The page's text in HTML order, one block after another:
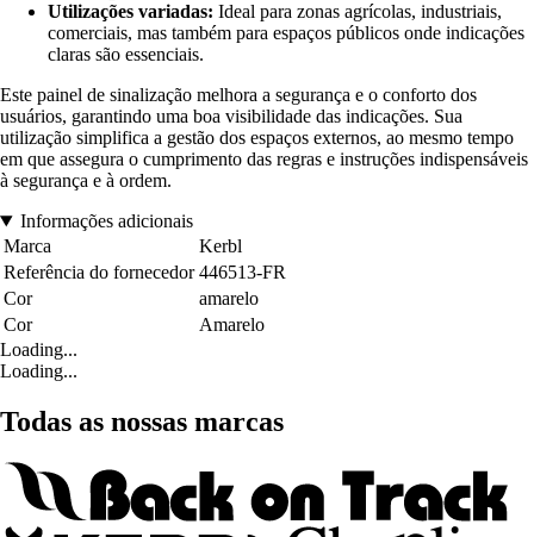
Utilizações variadas: Ideal para zonas agrícolas, industriais,
comerciais, mas também para espaços públicos onde indicações
claras são essenciais.
Este painel de sinalização melhora a segurança e o conforto dos
usuários, garantindo uma boa visibilidade das indicações. Sua
utilização simplifica a gestão dos espaços externos, ao mesmo tempo
em que assegura o cumprimento das regras e instruções indispensáveis
à segurança e à ordem.
Informações adicionais
Marca
Kerbl
Referência do fornecedor 446513-FR
Cor
amarelo
Cor
Amarelo
Loading...
Loading...
Todas as nossas marcas